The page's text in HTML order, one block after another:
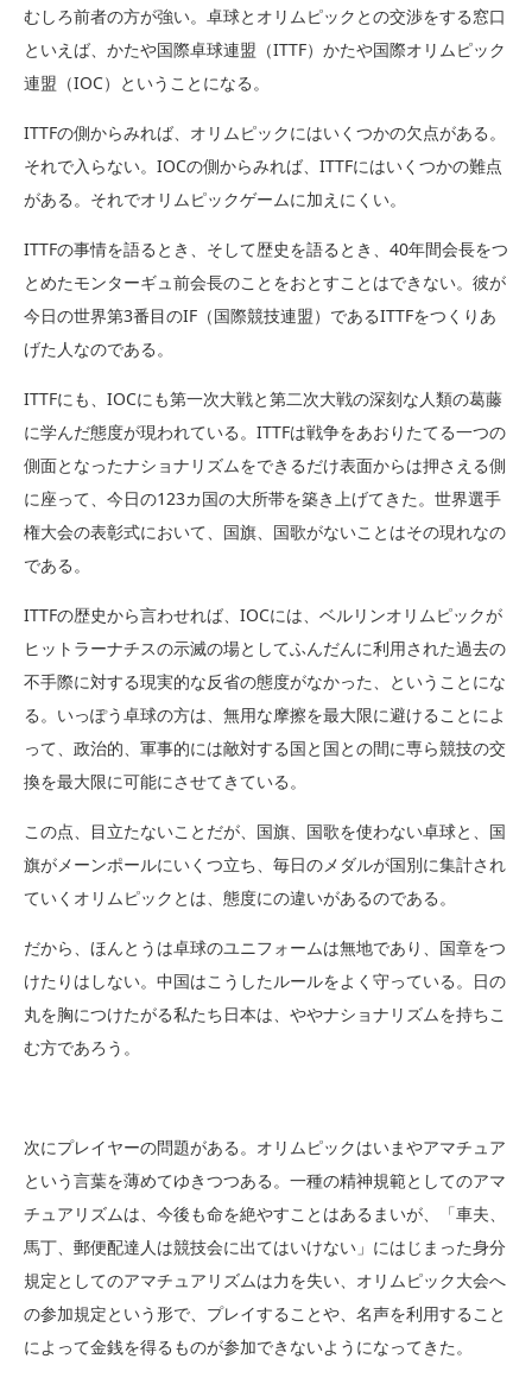
むしろ前者の方が強い。卓球とオリムピックとの交渉をする窓口
といえば、かたや国際卓球連盟（ITTF）かたや国際オリムピック
連盟（IOC）ということになる。
ITTFの側からみれば、オリムピックにはいくつかの欠点がある。
それで入らない。IOCの側からみれば、ITTFにはいくつかの難点
がある。それでオリムピックゲームに加えにくい。
ITTFの事情を語るとき、そして歴史を語るとき、40年間会長をつ
とめたモンターギュ前会長のことをおとすことはできない。彼が
今日の世界第3番目のIF（国際競技連盟）であるITTFをつくりあ
げた人なのである。
ITTFにも、IOCにも第一次大戦と第二次大戦の深刻な人類の葛藤
に学んだ態度が現われている。ITTFは戦争をあおりたてる一つの
側面となったナショナリズムをできるだけ表面からは押さえる側
に座って、今日の123カ国の大所帯を築き上げてきた。世界選手
権大会の表彰式において、国旗、国歌がないことはその現れなの
である。
ITTFの歴史から言わせれば、IOCには、ベルリンオリムピックが
ヒットラーナチスの示滅の場としてふんだんに利用された過去の
不手際に対する現実的な反省の態度がなかった、ということにな
る。いっぽう卓球の方は、無用な摩擦を最大限に避けることによ
って、政治的、軍事的には敵対する国と国との間に専ら競技の交
換を最大限に可能にさせてきている。
この点、目立たないことだが、国旗、国歌を使わない卓球と、国
旗がメーンポールにいくつ立ち、毎日のメダルが国別に集計され
ていくオリムピックとは、態度にの違いがあるのである。
だから、ほんとうは卓球のユニフォームは無地であり、国章をつ
けたりはしない。中国はこうしたルールをよく守っている。日の
丸を胸につけたがる私たち日本は、ややナショナリズムを持ちこ
む方であろう。
次にプレイヤーの問題がある。オリムピックはいまやアマチュア
という言葉を薄めてゆきつつある。一種の精神規範としてのアマ
チュアリズムは、今後も命を絶やすことはあるまいが、「車夫、
馬丁、郵便配達人は競技会に出てはいけない」にはじまった身分
規定としてのアマチュアリズムは力を失い、オリムピック大会へ
の参加規定という形で、プレイすることや、名声を利用すること
によって金銭を得るものが参加できないようになってきた。